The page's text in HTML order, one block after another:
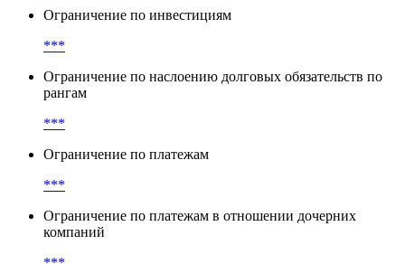
Ограничение по инвестициям
***
Ограничение по наслоению долговых обязательств по
рангам
***
Ограничение по платежам
***
Ограничение по платежам в отношении дочерних
компаний